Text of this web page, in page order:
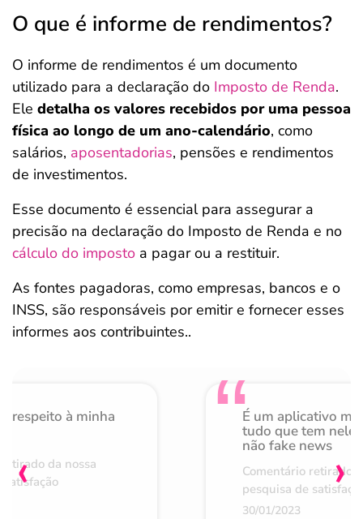
O que é informe de rendimentos?
O informe de rendimentos é um documento
utilizado para a declaração do Imposto de Renda.
Ele detalha os valores recebidos por uma pessoa
física ao longo de um ano-calendário, como
salários, aposentadorias, pensões e rendimentos
de investimentos.
Esse documento é essencial para assegurar a
precisão na declaração do Imposto de Renda e no
cálculo do imposto a pagar ou a restituir.
As fontes pagadoras, como empresas, bancos e o
INSS, são responsáveis por emitir e fornecer esses
informes aos contribuintes..
respeito à minha
da nossa
É um aplicativo
tudo que tem nele
não fake news
Comentário retirado
pesquisa de
30/01/2023
‹ ›